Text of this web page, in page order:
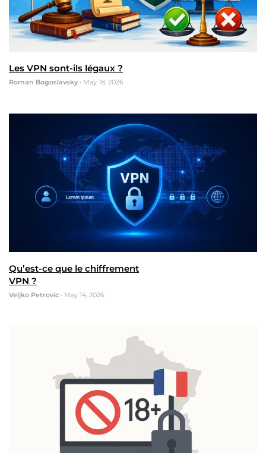
Les VPN sont-ils légaux ?
Roman Bogoslavsky • May 18, 2026
Qu’est-ce que le chiffrement
VPN ?
Veljko Petrovic • May 14, 2026